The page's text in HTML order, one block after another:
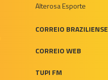
Alterosa Esporte
CORREIO BRAZILIENSE
CORREIO WEB
TUPI FM